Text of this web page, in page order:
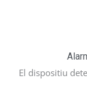
El dispositiu